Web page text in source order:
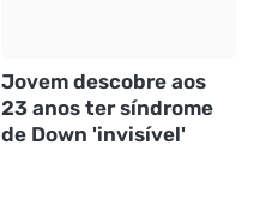
Jovem descobre aos
23 anos ter síndrome
de Down 'invisível'